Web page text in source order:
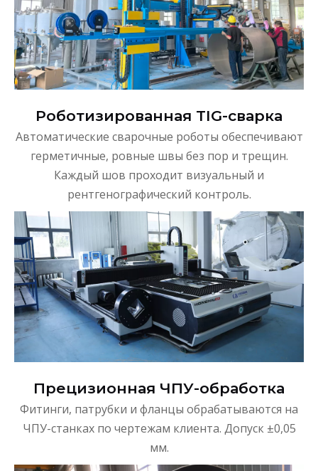
Роботизированная TIG-сварка
Автоматические сварочные роботы обеспечивают
герметичные, ровные швы без пор и трещин.
Каждый шов проходит визуальный и
рентгенографический контроль.
Прецизионная ЧПУ-обработка
Фитинги, патрубки и фланцы обрабатываются на
ЧПУ-станках по чертежам клиента. Допуск ±0,05
мм.